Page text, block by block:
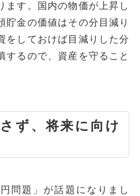
ます。国内の物価が上昇し
貯金の価値はその分目減り
をしておけば目減りした分
するので、資産を守ること
ず、将来に向け
問題」が話題になりまし